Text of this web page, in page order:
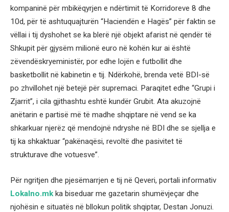
kompaninë për mbikëqyrjen e ndërtimit të Korridoreve 8 dhe
10d, për të ashtuquajturën “Haciendën e Hagës” për faktin se
vëllai i tij dyshohet se ka blerë një objekt afarist në qendër të
Shkupit për gjysëm milionë euro në kohën kur ai është
zëvendëskryeministër, por edhe lojën e futbollit dhe
basketbollit në kabinetin e tij. Ndërkohë, brenda vetë BDI-së
po zhvillohet një betejë për supremaci. Paraqitet edhe “Grupi i
Zjarrit”, i cila gjithashtu eshtë kundër Grubit. Ata akuzojnë
anëtarin e partisë më të madhe shqiptare në vend se ka
shkarkuar njerëz që mendojnë ndryshe në BDI dhe se sjellja e
tij ka shkaktuar “pakënaqësi, revoltë dhe pasivitet të
strukturave dhe votuesve”.
Për ngritjen dhe pjesëmarrjen e tij në Qeveri, portali informativ
Lokalno.mkka biseduar me gazetarin shumëvjeçar dhe
njohësin e situatës në bllokun politik shqiptar, Destan Jonuzi.